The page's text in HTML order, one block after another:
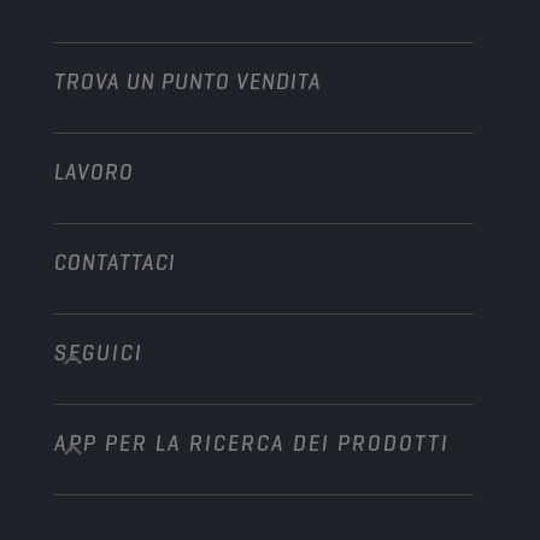
Industria
Motori marini
Veicoli pesanti
TROVA UN PUNTO VENDITA
LAVORO
CONTATTACI
info@championlubes.com
+32 3 870 00 20
Georges Gilliotstraat, 52 2620 Hemiksem
SEGUICI
APP PER LA RICERCA DEI PRODOTTI